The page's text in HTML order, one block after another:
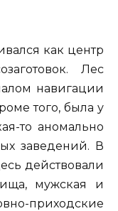
как центр
Лес
навигации
того, была у
то аномально
заведений. В
действовали
мужская и
приходские